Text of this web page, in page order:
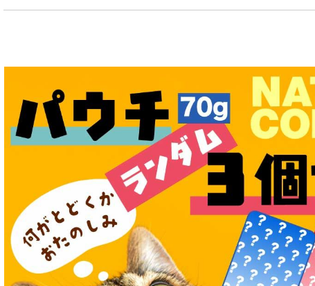
特集 エアドライフード
特殊製法のドッグフード
特殊製法のキャットフード
全年齢対応 フード for DOG